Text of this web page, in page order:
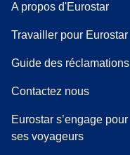
A propos d'Eurostar
Travailler pour Eurostar
Guide des réclamations((
Contactez nous
Eurostar s’engage pour
ses voyageurs